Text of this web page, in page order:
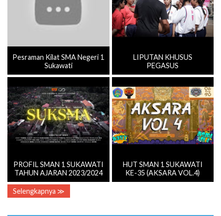
Pesraman Kilat SMA Negeri 1
Sukawati
LIPUTAN KHUSUS
PEGASUS
PROFIL SMAN 1 SUKAWATI
TAHUN AJARAN 2023/2024
HUT SMAN 1 SUKAWATI
KE-35 (AKSARA VOL.4)
Selengkapnya ≫